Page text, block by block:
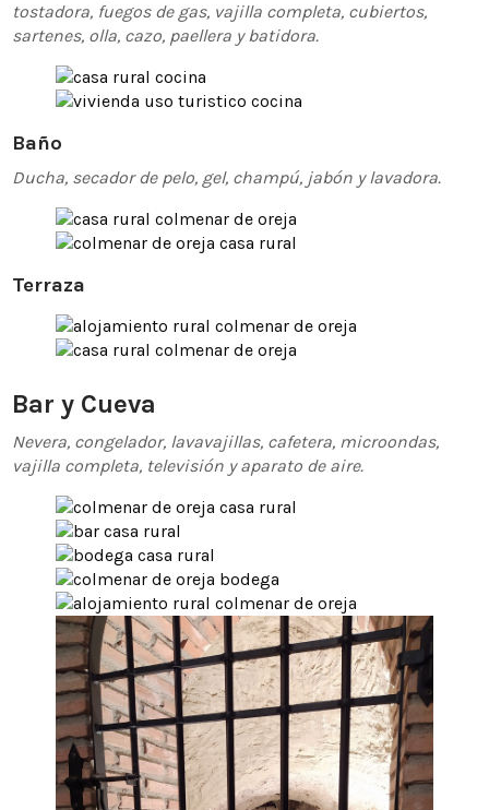
tostadora, fuegos de gas, vajilla completa, cubiertos,
sartenes, olla, cazo, paellera y batidora.
Baño
Ducha, secador de pelo, gel, champú, jabón y lavadora.
Terraza
Bar y Cueva
Nevera, congelador, lavavajillas, cafetera, microondas,
vajilla completa, televisión y aparato de aire.